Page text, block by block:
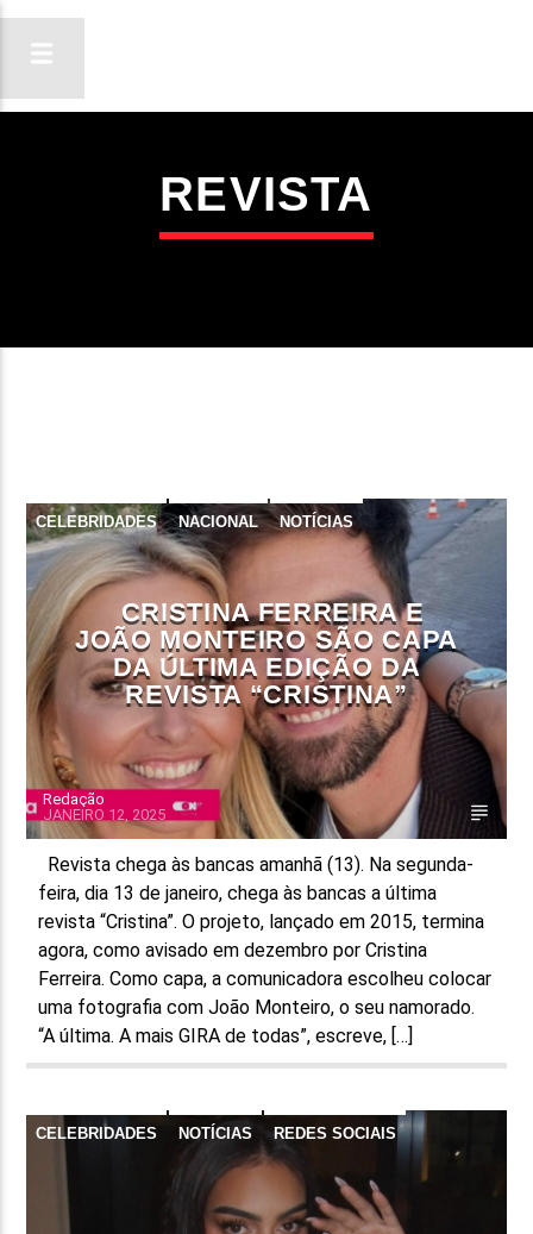
ON FM
LIGA-TE
FAIXA ATUAL
TÍTULO
ARTISTA
ON FM
REVISTA
CELEBRIDADES NACIONAL NOTÍCIAS
REDES SOCIAIS TELEVISÃO
CRISTINA FERREIRA E
JOÃO MONTEIRO SÃO CAPA
DA ÚLTIMA EDIÇÃO DA
REVISTA “CRISTINA”
Redação
JANEIRO 12, 2025
Revista chega às bancas amanhã (13). Na segunda-
feira, dia 13 de janeiro, chega às bancas a última
revista “Cristina”. O projeto, lançado em 2015, termina
agora, como avisado em dezembro por Cristina
Ferreira. Como capa, a comunicadora escolheu colocar
uma fotografia com João Monteiro, o seu namorado.
“A última. A mais GIRA de todas”, escreve, […]
CELEBRIDADES NOTÍCIAS REDES SOCIAIS